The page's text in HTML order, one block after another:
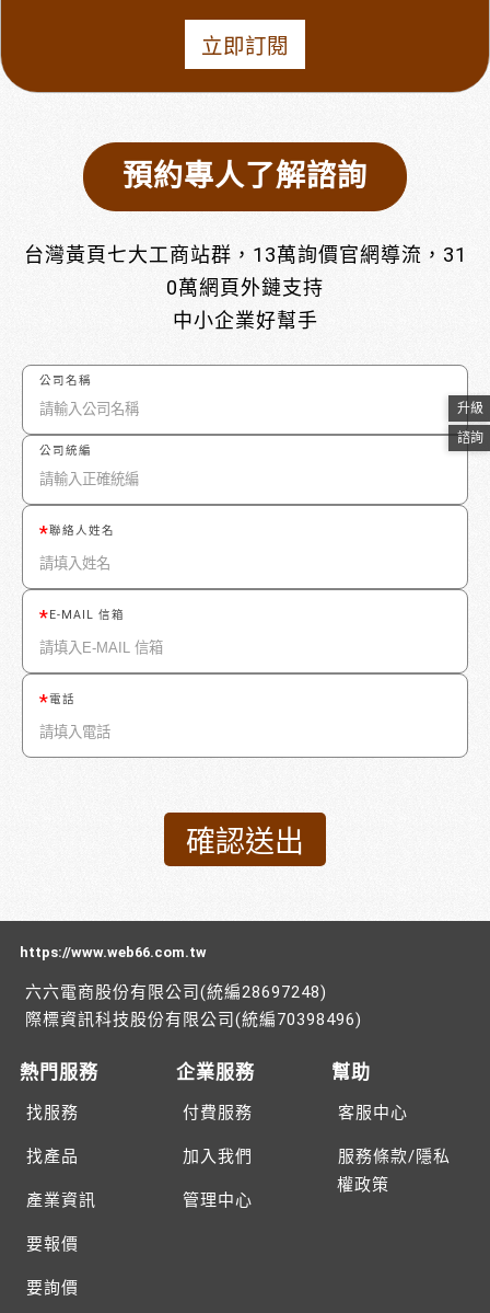
立即訂閱
預約專人了解諮詢
台灣黃頁七大工商站群，13萬詢價官網導流，31
0萬網頁外鏈支持
中小企業好幫手
公司名稱
公司統編
聯絡人姓名
E-MAIL 信箱
電話
https://www.web66.com.tw
六六電商股份有限公司(統編28697248)
際標資訊科技股份有限公司(統編70398496)
熱門服務
找服務
找產品
產業資訊
要報價
要詢價
企業服務
付費服務
加入我們
管理中心
幫助
客服中心
服務條款/隱私
權政策
升級
諮詢